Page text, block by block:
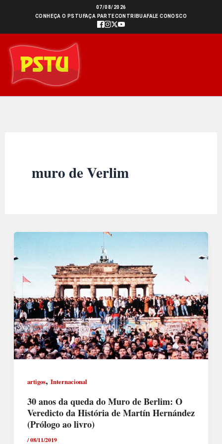
conteúdo
07/08/2026
CONHEÇA O PSTU FAÇA PARTECONTRIBUAFALE CONOSCO
muro de Verlim
artigos, Internacional
30 anos da queda do Muro de Berlim: O
Veredicto da História de Martín Hernández
(Prólogo ao livro)
/08/11/2019